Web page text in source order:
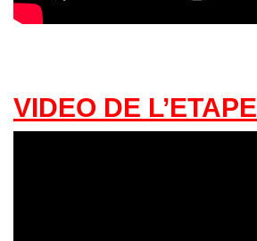
VIDEO DE L’ETAPE